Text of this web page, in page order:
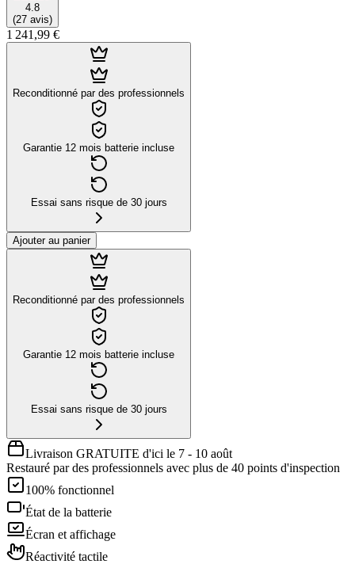
4.8
(27 avis)
1 241,99 €
Reconditionné par des professionnels
Garantie 12 mois batterie incluse
Essai sans risque de 30 jours
Ajouter au panier
Reconditionné par des professionnels
Garantie 12 mois batterie incluse
Essai sans risque de 30 jours
Livraison GRATUITE d'ici le 7 - 10 août
Restauré par des professionnels avec plus de 40 points d'inspection
100% fonctionnel
État de la batterie
Écran et affichage
Réactivité tactile